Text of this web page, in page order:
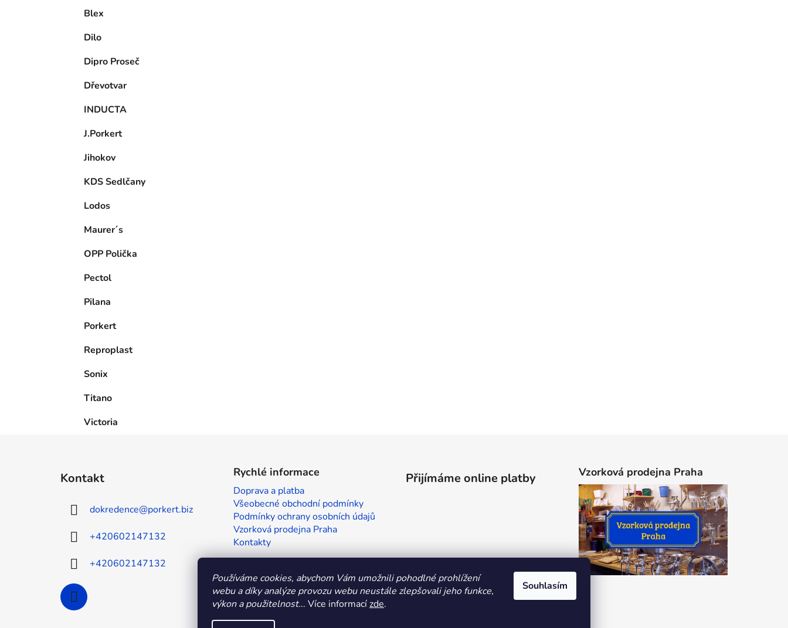
Používáme cookies, abychom Vám umožnili pohodlné prohlížení
webu a díky analýze provozu webu neustále zlepšovali jeho funkce,
výkon a použitelnost... Více informacízde.
Souhlasím
Blex
Dilo
Dipro Proseč
Dřevotvar
INDUCTA
J.Porkert
Jihokov
KDS Sedlčany
Lodos
Maurer´s
OPP Polička
Pectol
Pilana
Porkert
Reproplast
Sonix
Titano
Victoria
Kontakt
dokredence@porkert.biz
+420602147132
+420602147132
Rychlé informace
Doprava a platba
Všeobecné obchodní podmínky
Podmínky ochrany osobních údajů
Vzorková prodejna Praha
Kontakty
Přijímáme online platby Vzorková prodejna Praha